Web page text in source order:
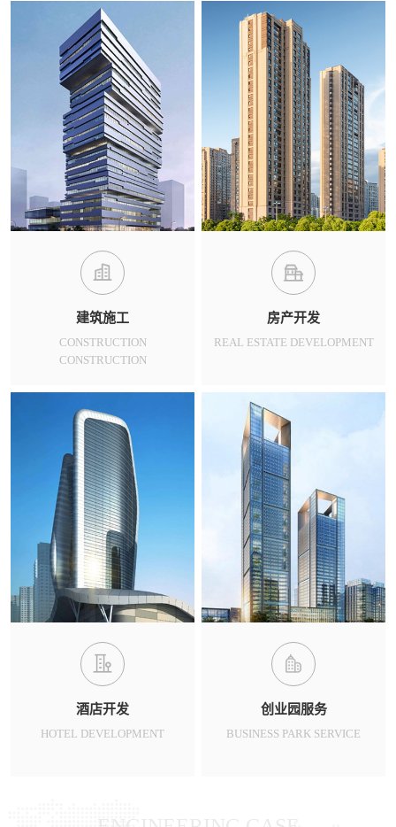
建筑施工
CONSTRUCTION
CONSTRUCTION
房产开发
REAL ESTATE DEVELOPMENT
酒店开发
HOTEL DEVELOPMENT
创业园服务
BUSINESS PARK SERVICE